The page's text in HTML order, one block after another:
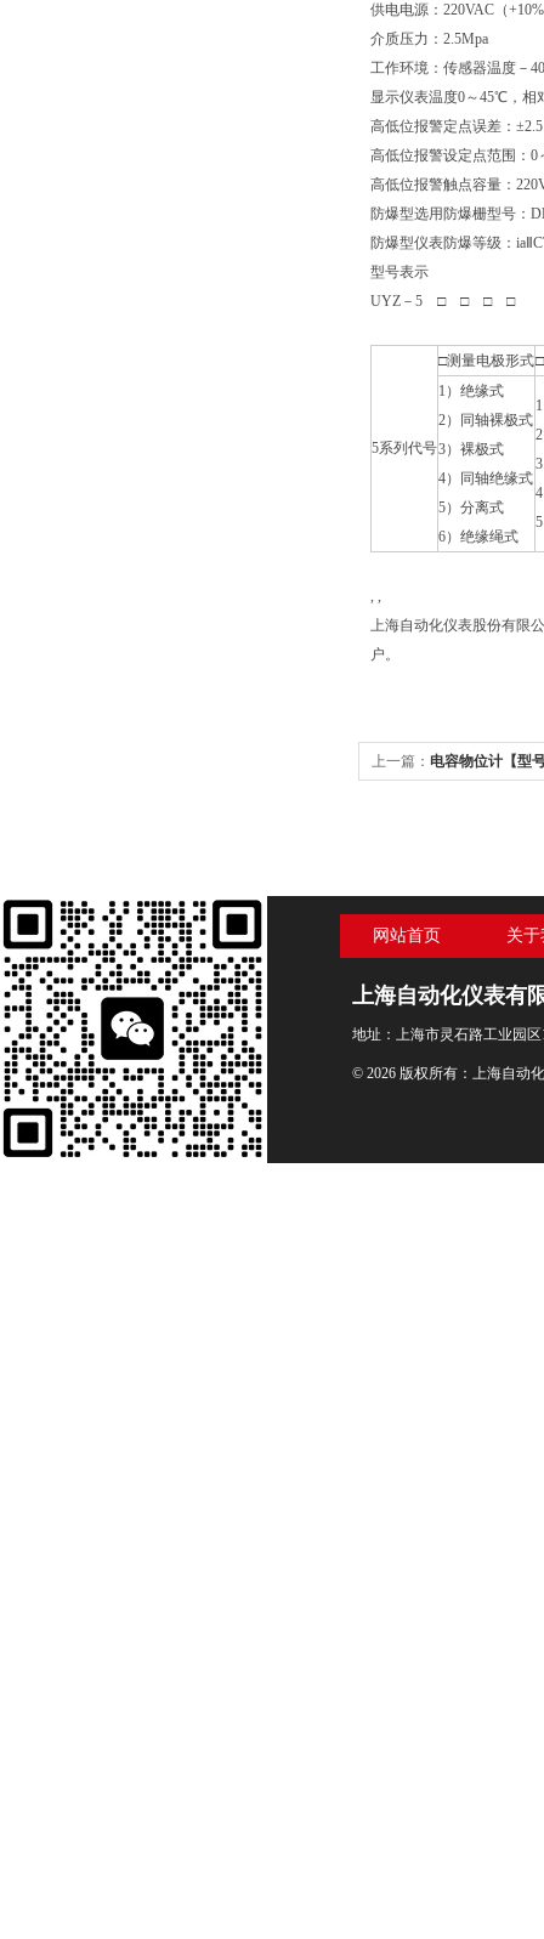
供电电源：220VAC（
介质压力：2.5Mpa
工作环境：传感器温度－
显示仪表温度0～45℃，相
高低位报警定点误差：
高低位报警设定点范围：0
高低位报警触点容量：
防爆型选用防爆栅型号：
防爆型仪表防爆等级：
型号表示
UYZ－5 □ □ □ □
5系列代号
□测量电极形式
1）绝缘式
2）同轴裸极式
3）裸极式
4）同轴绝缘式
5）分离式
6）绝缘绳式
, ,
上海自动化仪表股份有限
户。
上一篇： 电容物位计【型
网站首页 关
上海自动化仪表有
地址：上海市灵石路工业园区
© 2026 版权所有：上海自动